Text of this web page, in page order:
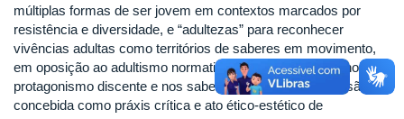
múltiplas formas de ser jovem em contextos marcados por
resistência e diversidade, e “adultezas” para reconhecer
vivências adultas como territórios de saberes em movimento,
em oposição ao adultismo normativo. Com centralidade no
protagonismo discente e nos saberes populares, a extensão é
concebida como práxis crítica e ato ético-estético de